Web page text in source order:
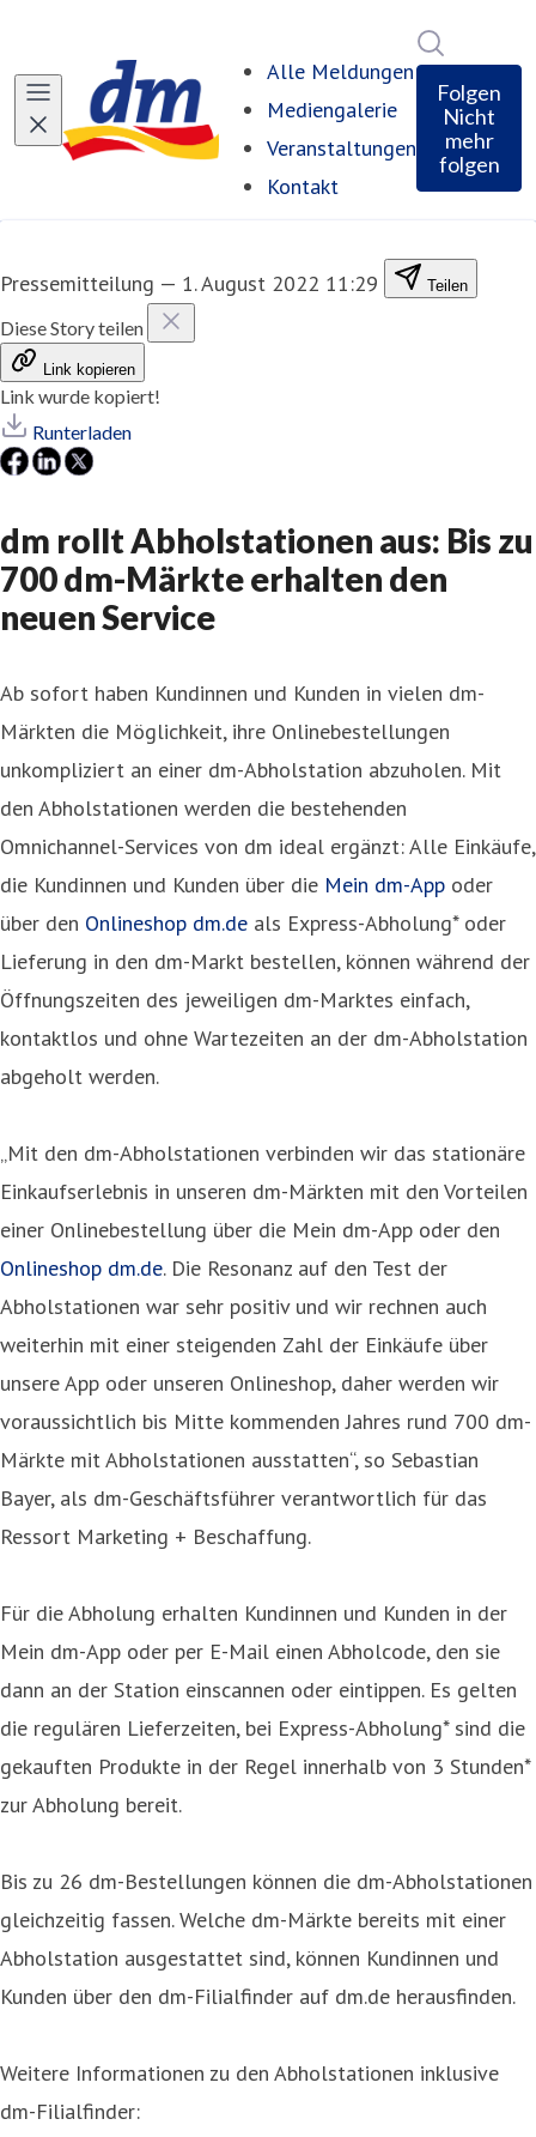
Alle Meldungen
Mediengalerie
Veranstaltungen
Kontakt
Folgen
Nicht
mehr
folgen
Pressemitteilung — 1. August 2022 11:29 Teilen
Diese Story teilen
Link kopieren
Link wurde kopiert!
Runterladen
dm rollt Abholstationen aus: Bis zu
700 dm-Märkte erhalten den
neuen Service
Ab sofort haben Kundinnen und Kunden in vielen dm-
Märkten die Möglichkeit, ihre Onlinebestellungen
unkompliziert an einer dm-Abholstation abzuholen. Mit
den Abholstationen werden die bestehenden
Omnichannel-Services von dm ideal ergänzt: Alle Einkäufe,
die Kundinnen und Kunden über die Mein dm-App oder
über den Onlineshop dm.de als Express-Abholung* oder
Lieferung in den dm-Markt bestellen, können während der
Öffnungszeiten des jeweiligen dm-Marktes einfach,
kontaktlos und ohne Wartezeiten an der dm-Abholstation
abgeholt werden.
„Mit den dm-Abholstationen verbinden wir das stationäre
Einkaufserlebnis in unseren dm-Märkten mit den Vorteilen
einer Onlinebestellung über die Mein dm-App oder den
Onlineshop dm.de. Die Resonanz auf den Test der
Abholstationen war sehr positiv und wir rechnen auch
weiterhin mit einer steigenden Zahl der Einkäufe über
unsere App oder unseren Onlineshop, daher werden wir
voraussichtlich bis Mitte kommenden Jahres rund 700 dm-
Märkte mit Abholstationen ausstatten“, so Sebastian
Bayer, als dm-Geschäftsführer verantwortlich für das
Ressort Marketing + Beschaffung.
Für die Abholung erhalten Kundinnen und Kunden in der
Mein dm-App oder per E-Mail einen Abholcode, den sie
dann an der Station einscannen oder eintippen. Es gelten
die regulären Lieferzeiten, bei Express-Abholung* sind die
gekauften Produkte in der Regel innerhalb von 3 Stunden*
zur Abholung bereit.
Bis zu 26 dm-Bestellungen können die dm-Abholstationen
gleichzeitig fassen. Welche dm-Märkte bereits mit einer
Abholstation ausgestattet sind, können Kundinnen und
Kunden über den dm-Filialfinder auf dm.de herausfinden.
Weitere Informationen zu den Abholstationen inklusive
dm-Filialfinder: